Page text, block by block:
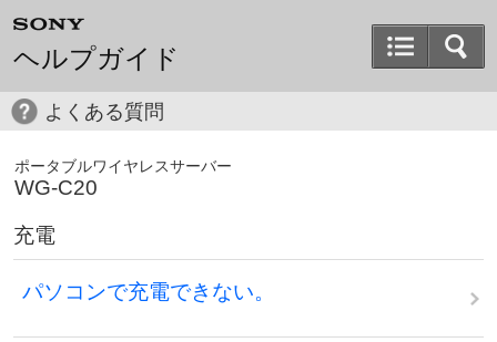
ヘルプガイド
よくある質問
ポータブルワイヤレスサーバー
WG-C20
充電
パソコンで充電できない。